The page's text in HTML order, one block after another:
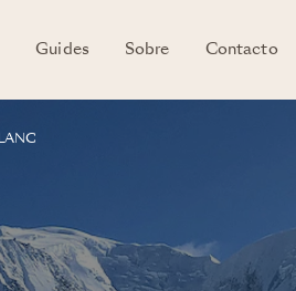
Guides Sobre Contacto